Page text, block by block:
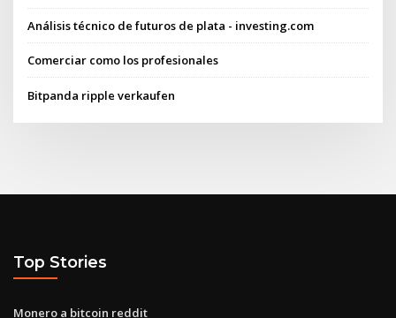
Análisis técnico de futuros de plata - investing.com
Comerciar como los profesionales
Bitpanda ripple verkaufen
Top Stories
Monero a bitcoin reddit